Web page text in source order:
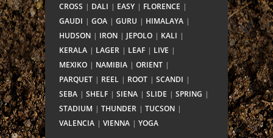
CROSS
DALI EASY
FLORENCE
GAUDI
GOA GURU
HIMALAYA
HUDSON
IRON JEPOLO
KALI
KERALA
LAGER LEAF
LIVE
MEXIKO
NAMIBIA
ORIENT
PARQUET
REEL ROOT
SCANDI
SEBA
SHELF SIENA SLIDE
SPRING
STADIUM
THUNDER
TUCSON
VALENCIA
VIENNA YOGA